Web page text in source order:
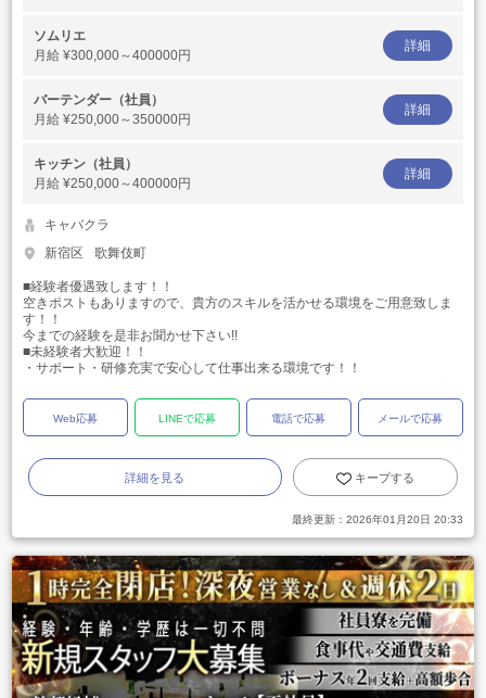
ソムリエ
月給 ¥300,000～400000円
詳細
バーテンダー（社員）
月給 ¥250,000～350000円
詳細
キッチン（社員）
月給 ¥250,000～400000円
詳細
キャバクラ
新宿区
歌舞伎町
■経験者優遇致します！！
空きポストもありますので、貴方のスキルを活かせる環境をご用意致しま
す！！
今までの経験を是非お聞かせ下さい!!
■未経験者大歓迎！！
・サポート・研修充実で安心して仕事出来る環境です！！
Web応募 LINEで応募 電話で応募 メールで応募
詳細を見る キープする
最終更新： 2026年01月20日 20:33